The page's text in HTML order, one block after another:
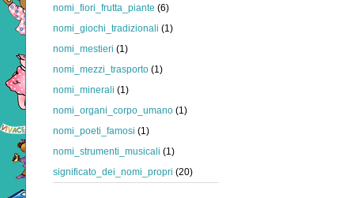
nomi_fiori_frutta_piante (6)
nomi_giochi_tradizionali (1)
nomi_mestieri (1)
nomi_mezzi_trasporto (1)
nomi_minerali (1)
nomi_organi_corpo_umano (1)
nomi_poeti_famosi (1)
nomi_strumenti_musicali (1)
significato_dei_nomi_propri (20)